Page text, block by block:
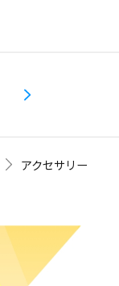
アクセサリー